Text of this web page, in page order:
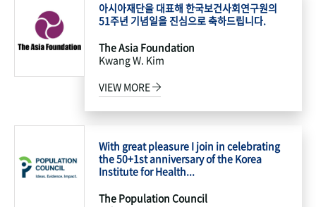
아시아재단을 대표해 한국보건사회연구원의
51주년 기념일을 진심으로 축하드립니다.
The Asia Foundation
Kwang W. Kim
VIEW MORE
With great pleasure I join in celebrating
the 50+1st anniversary of the Korea
Institute for Health...
The Population Council